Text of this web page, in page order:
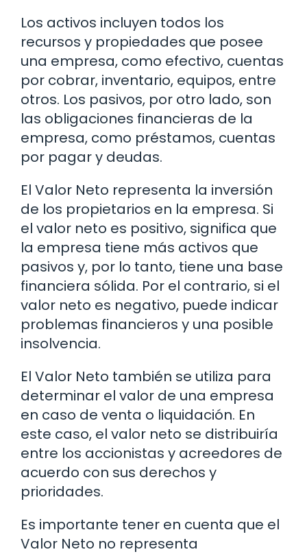
Los activos incluyen todos los
recursos y propiedades que posee
una empresa, como efectivo, cuentas
por cobrar, inventario, equipos, entre
otros. Los pasivos, por otro lado, son
las obligaciones financieras de la
empresa, como préstamos, cuentas
por pagar y deudas.
El Valor Neto representa la inversión
de los propietarios en la empresa. Si
el valor neto es positivo, significa que
la empresa tiene más activos que
pasivos y, por lo tanto, tiene una base
financiera sólida. Por el contrario, si el
valor neto es negativo, puede indicar
problemas financieros y una posible
insolvencia.
El Valor Neto también se utiliza para
determinar el valor de una empresa
en caso de venta o liquidación. En
este caso, el valor neto se distribuiría
entre los accionistas y acreedores de
acuerdo con sus derechos y
prioridades.
Es importante tener en cuenta que el
Valor Neto no representa